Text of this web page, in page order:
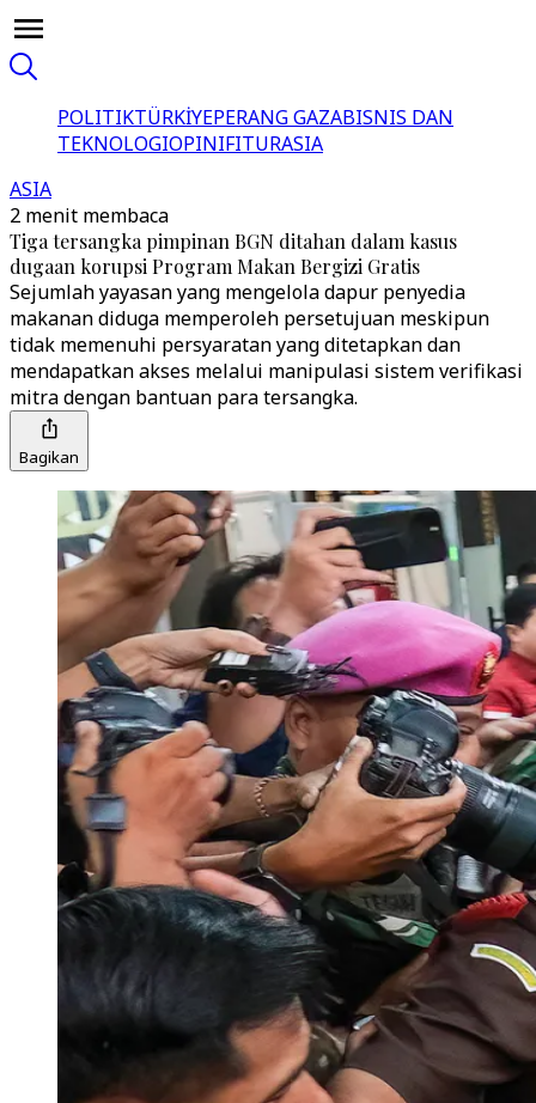
POLITIKTÜRKİYEPERANG GAZABISNIS DAN
TEKNOLOGIOPINIFITURASIA
ASIA
2 menit membaca
Tiga tersangka pimpinan BGN ditahan dalam kasus
dugaan korupsi Program Makan Bergizi Gratis
Sejumlah yayasan yang mengelola dapur penyedia
makanan diduga memperoleh persetujuan meskipun
tidak memenuhi persyaratan yang ditetapkan dan
mendapatkan akses melalui manipulasi sistem verifikasi
mitra dengan bantuan para tersangka.
Bagikan